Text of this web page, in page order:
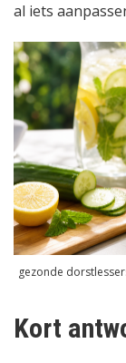
al iets
gezonde
Kort